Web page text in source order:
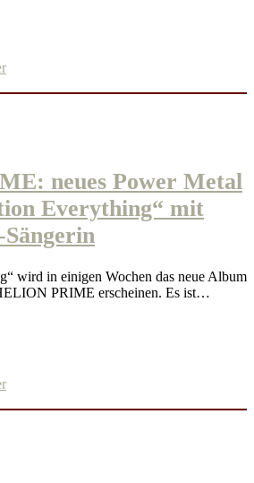
neues Power Metal
Everything“ mit
wird in einigen Wochen das neue Album
PRIME erscheinen. Es ist…